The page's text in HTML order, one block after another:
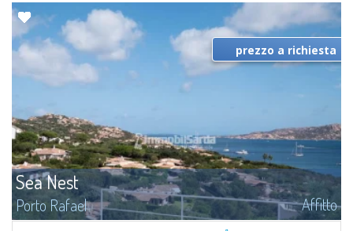
Sea Nest
Porto Rafael Affitto
prezzo a richiesta